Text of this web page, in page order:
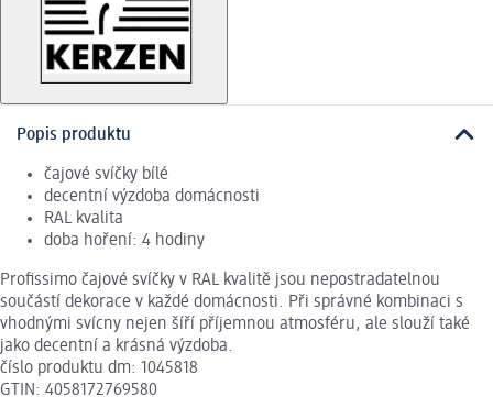
Popis produktu
čajové svíčky bílé
decentní výzdoba domácnosti
RAL kvalita
doba hoření: 4 hodiny
Profissimo čajové svíčky v RAL kvalitě jsou nepostradatelnou
součástí dekorace v každé domácnosti. Při správné kombinaci s
vhodnými svícny nejen šíří příjemnou atmosféru, ale slouží také
jako decentní a krásná výzdoba.
číslo produktu dm: 1045818
GTIN: 4058172769580